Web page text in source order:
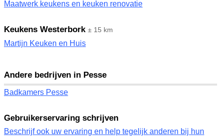
Maatwerk keukens en keuken renovatie
Keukens Westerbork ± 15 km
Martijn Keuken en Huis
Andere bedrijven in Pesse
Badkamers Pesse
Gebruikerservaring schrijven
Beschrijf ook uw ervaring en help tegelijk anderen bij hun